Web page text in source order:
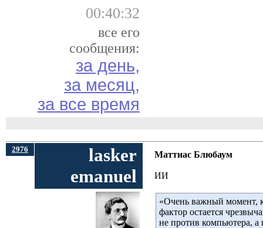
00:40:32
все его
сообщения:
за день,
за месяц,
за все время
2976
lasker
emanuel
Маттиас Блюбаум
ИИ
«Очень важный момент,
фактор остается
не против компьютера, а